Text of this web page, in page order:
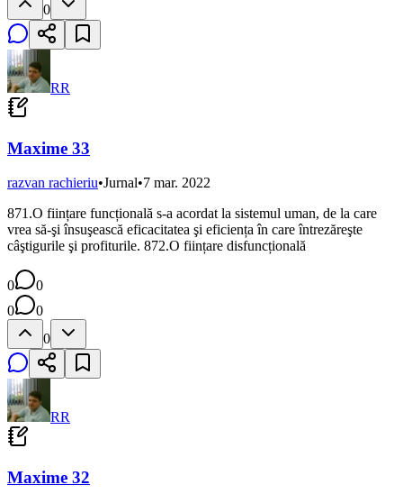
0
RR
Maxime 33
razvan rachieriu•Jurnal•7 mar. 2022
871.O ființare funcțională s-a acordat la sistemul uman, de la care
vrea să-şi însuşească eficacitatea şi eficiența în care întrezăreşte
câştigurile şi profiturile. 872.O ființare disfuncțională
0
0
0
0
0
RR
Maxime 32